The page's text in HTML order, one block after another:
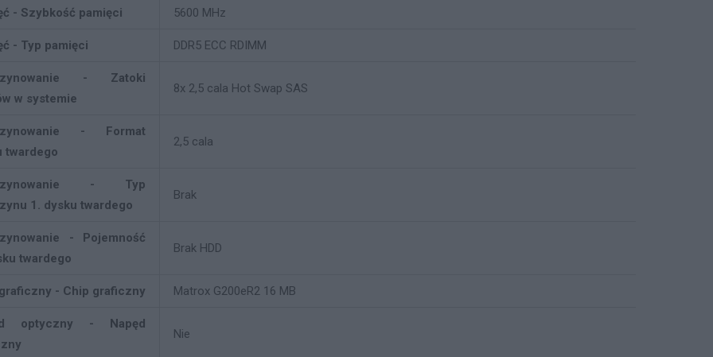
- Szybkość pamięci 5600 MHz
- Typ pamięci DDR5 ECC RDIMM
- Zatoki
w systemie
8x 2,5 cala Hot Swap SAS
- Format
twardego
2,5 cala
- Typ
1. dysku twardego
Brak
- Pojemność
twardego
Brak HDD
- Chip graficzny Matrox G200eR2 16 MB
optyczny - Napęd
Nie